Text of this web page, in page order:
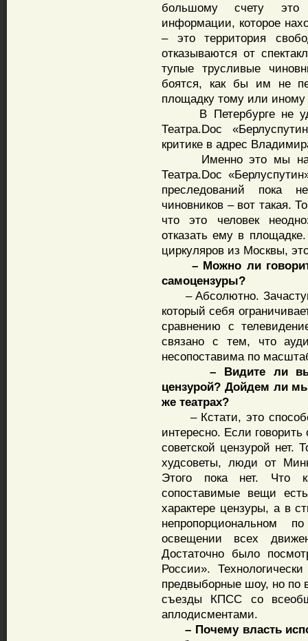
большому счету это
информации, которое
– это территория
отказываются от
тупые трусливые
боятся, как бы им не
площадку тому или
В Петербурге не
Театра.Doc
критике в адрес
Именно это мы
Театра.Doc
преследований пока
чиновников – вот такая.
что это человек
отказать ему в
циркуляров из Москвы,
– Можно ли
самоцензуры?
– Абсолютно. Зачастую
который себя
сравнению с
связано с тем, что
несопоставима по
– Видите ли
цензурой? Дойдем ли
же театрах?
– Кстати, это
интересно. Если говорить
советской цензурой нет.
худсоветы, люди от
Этого пока нет. Что
сопоставимые вещи
характере цензуры, а в
непропорциональном
освещении всех
Достаточно было
России».
предвыборные шоу, но по
съезды КПСС со
аплодисментами.
– Почему власть